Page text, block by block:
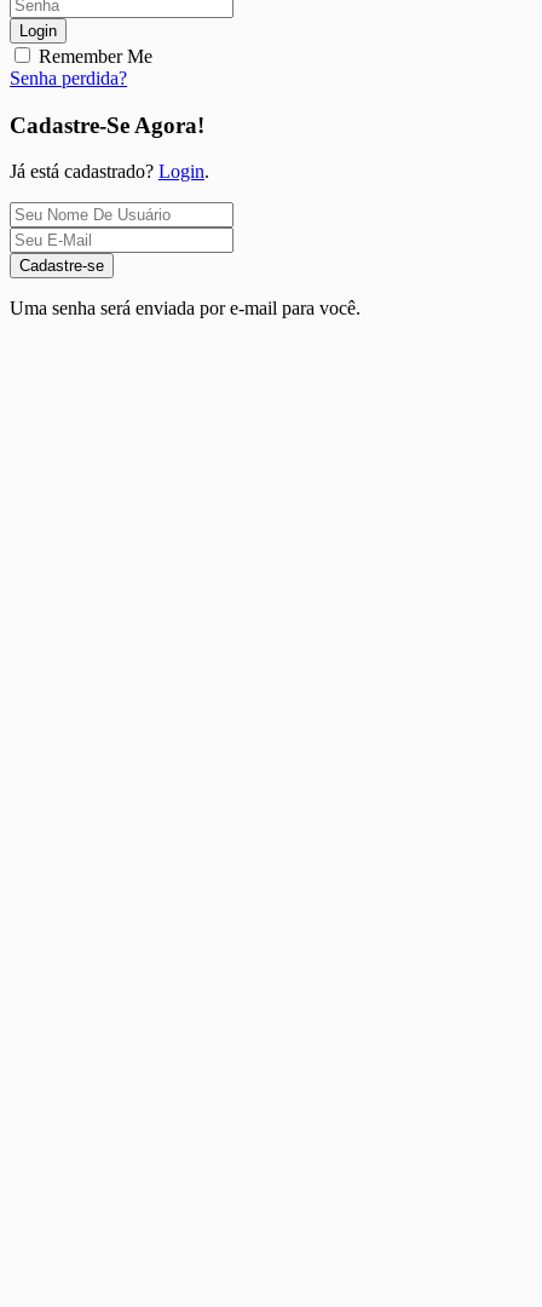
Login
Remember Me
Senha perdida?
Cadastre-Se Agora!
Já está cadastrado? Login.
Cadastre-se
Uma senha será enviada por e-mail para você.